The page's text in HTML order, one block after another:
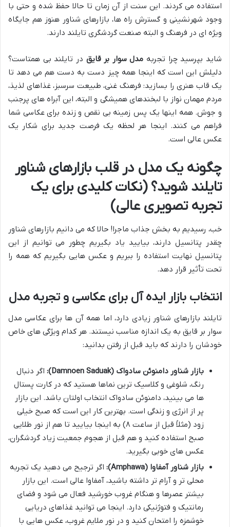
استفاده می کردند. این سنت از آن زمان تا حالا حفظ شده و حتی با
وجود شهرنشینی و گسترش راه ها، بازارهای شناور هنوز هم جایگاه
ویژه ای در فرهنگ و البته صنعت گردشگری تایلند دارند.
شاید بپرسید چرا تجربه مدل سوار بر قایق در تایلند بی همتاست؟
دلیلش این است که اینجا همه چیز دست به دست هم می دهد تا
یک قاب هنری را بسازید: فرهنگ غنی، طبیعت سرسبز، غذاهای لذیذ،
مردم مهمان نواز با لبخندهای همیشگی و البته، این آبراه های پرجنب
و جوش. همه اینها یک پس زمینه بی نقص و زنده برای عکاسی شما
فراهم می کنند. اینجا هر لحظه یک فرصت جدید برای شکار یک
عکس عالی است.
چگونه یکمدل در قلب بازارهای شناور
تایلند شوید؟ (نکات کلیدی برای یک
تجربه تصویری عالی)
خب، رسیدیم به بخش جذاب ماجرا! حالا که می دانیم بازارهای شناور
چقدر پتانسیل دارند، بیایید یاد بگیریم چطور می توانیم از این
پتانسیل نهایت استفاده را ببریم و عکس هایی بگیریم که همه را
تحت تأثیر قرار دهد.
انتخاب بازار ایده آل برای عکاسی و تجربه مدل
تایلند بازارهای شناور زیادی دارد، اما همه آن ها برای عکاسی مدل
سوار بر قایق به یک اندازه مناسب نیستند. هر کدام ویژگی های خاص
خودشان را دارند که باید قبل از رفتن بدانید:
بازار شناور دامنوئن سادواک (Damnoen Saduak):
اگر دنبال
رنگ، شلوغی و کلاسیک ترین نماها هستید که در کارت پستال
ها می بینید، دامنوئن سادواک انتخاب اولتان باشد. این بازار
پر از انرژی و زندگی است. بهترین کار این است که صبح خیلی
زود (مثلاً قبل از ساعت ۸) به اینجا بیایید تا هم از نور طلایی
صبح استفاده کنید و هم قبل از هجوم جمعیت زیاد گردشگران،
عکس های خوبی بگیرید.
بازار شناور آمفاوا (Amphawa):
اگر ترجیح می دهید یک تجربه
محلی تر و آرام تر داشته باشید، آمفاوا عالی است. این بازار
بیشتر عصرها و هنگام غروب خورشید فعال می شود و فضای
رمانتیک و فتوژنیکی دارد. اینجا می توانید غذاهای دریایی
خوشمزه را امتحان کنید و در نور ملایم غروب، عکس هایی با